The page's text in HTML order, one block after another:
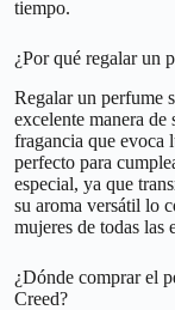
tiempo.
¿Por qué regalar un
Regalar un perfume
excelente manera de
fragancia que evoca
perfecto para
especial, ya que
su aroma versátil lo
mujeres de todas las
¿Dónde comprar el
Creed?